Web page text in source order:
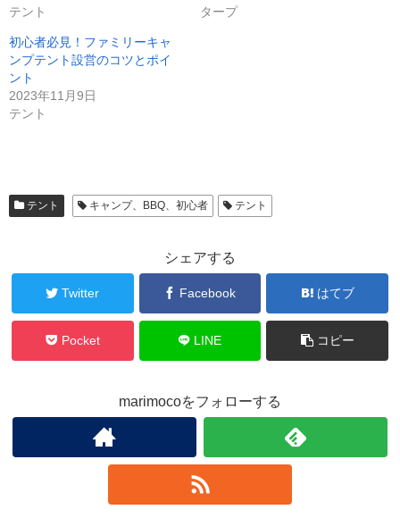
テント
タープ
初心者必見！ファミリーキャ
ンプテント設営のコツとポイ
ント
2023年11月9日
テント
テント キャンプ、BBQ、初心者 テント
シェアする
Twitter Facebook はてブ
Pocket LINE コピー
marimocoをフォローする